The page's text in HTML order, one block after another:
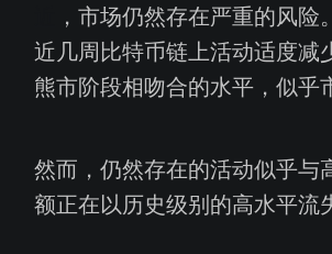
，市场仍然存在严重的风
近几周比特币链上活动适度减
熊市阶段相吻合的水平，似乎
然而，仍然存在的活动似乎与
额正在以历史级别的高水平流